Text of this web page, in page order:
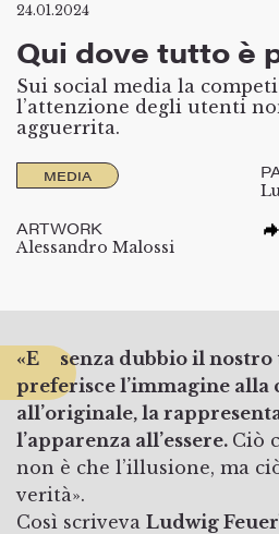
24.01.2024
Qui dove tutto è
Sui social media la
l’attenzione degli utenti
agguerrita.
MEDIA
ARTWORK
Alessandro Malossi
«E senza dubbio il nostro tempo […]
preferisce l’immagine alla
all’originale, la
l’apparenza all’essere. Ciò
non è che l’illusione, ma
verità».
Così scriveva Ludwig